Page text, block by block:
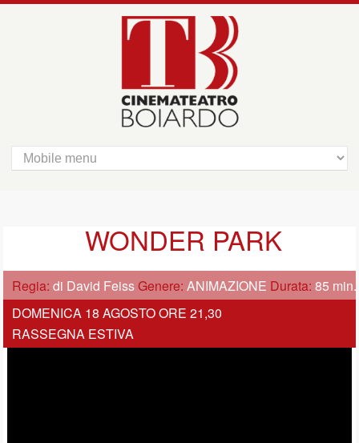
WONDER PARK
Regia:di David FeissGenere:ANIMAZIONE Durata:85 min.
DOMENICA 18 AGOSTO ORE 21,30
RASSEGNA ESTIVA